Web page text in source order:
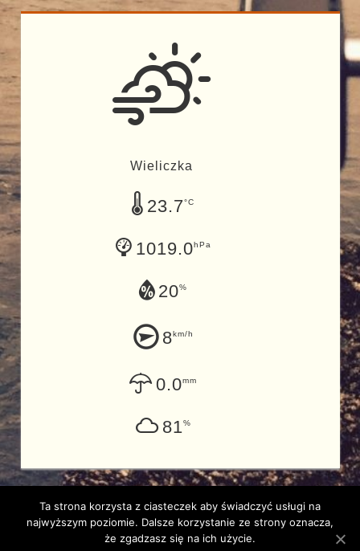
Wieliczka
23.7°C
1019.0hPa
20%
8km/h
0.0mm
81%
Copyright 2017 by PZW Wieliczka | Designed byŁukasz
Ta strona korzysta z ciasteczek aby świadczyć usługi na
najwyższym poziomie. Dalsze korzystanie ze strony oznacza,
że zgadzasz się na ich użycie.